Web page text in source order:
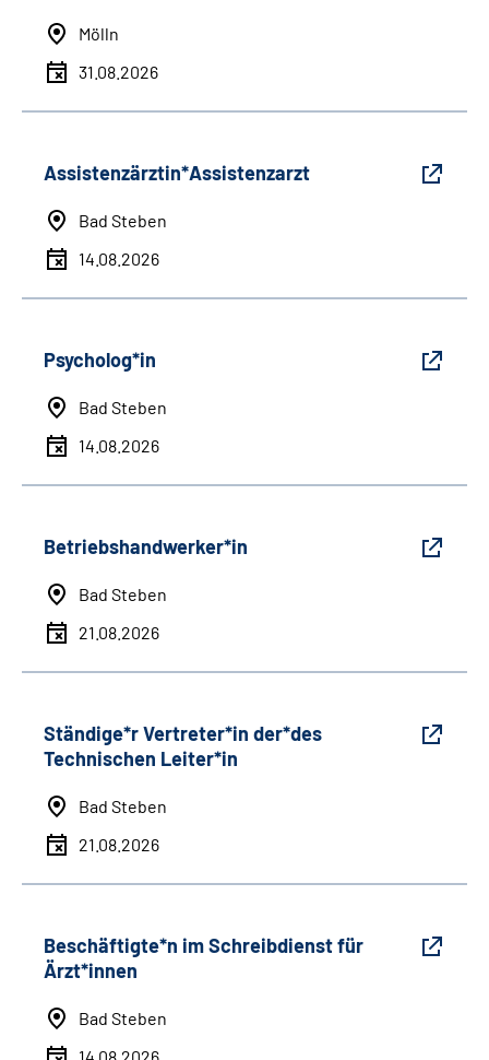
Mölln
31.08.2026
Assistenzärztin*Assistenzarzt
Bad Steben
14.08.2026
Psycholog*in
Bad Steben
14.08.2026
Betriebshandwerker*in
Bad Steben
21.08.2026
Ständige*r Vertreter*in der*des
Technischen Leiter*in
Bad Steben
21.08.2026
Beschäftigte*n im Schreibdienst für
Ärzt*innen
Bad Steben